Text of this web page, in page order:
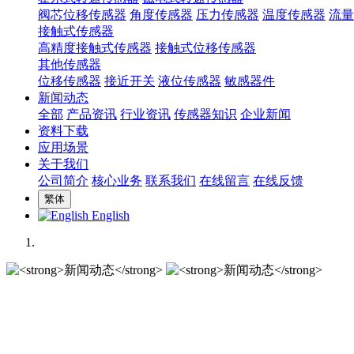
阀芯位移传感器 角度传感器 压力传感器 温度传感器 流
接触式传感器
高精度接触式传感器 接触式位移传感器
其他传感器
位移传感器 接近开关 液位传感器 敏感器件
新闻动态
全部 产品资讯 行业资讯 传感器知识 企业新闻
资料下载
应用场景
关于我们
公司简介 核心业务 联系我们 在线留言 在线反馈
繁体
English